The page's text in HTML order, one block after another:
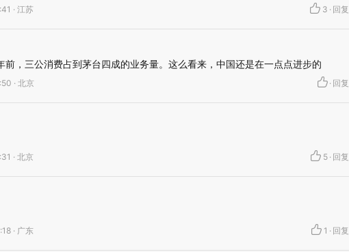
· 江苏 3 · 回复
前，三公消费占到茅台四成的业务量。这么看来，中国还是在一点点进步的
· 北京 · 回复
· 北京 5 · 回复
· 广东 1 · 回复